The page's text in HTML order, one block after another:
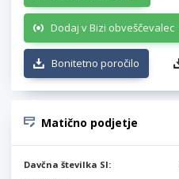
Dodaj v Bizi obveščevalec
Bonitetno poročilo
Matično podjetje
Davčna številka SI: